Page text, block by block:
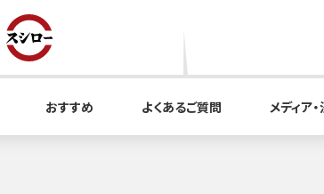
おすすめ よくあるご質問 メディア